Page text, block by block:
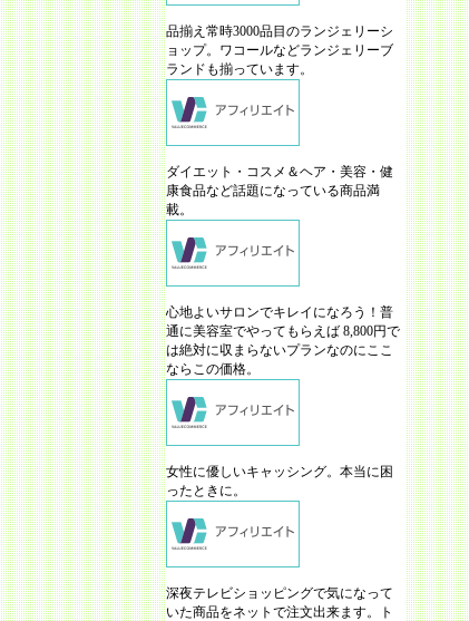
品揃え常時3000品目のランジェリーシ
ョップ。ワコールなどランジェリーブ
ランドも揃っています。
ダイエット・コスメ＆ヘア・美容・健
康食品など話題になっている商品満
載。
心地よいサロンでキレイになろう！普
通に美容室でやってもらえば 8,800円で
は絶対に収まらないプランなのにここ
ならこの価格。
女性に優しいキャッシング。本当に困
ったときに。
深夜テレビショッピングで気になって
いた商品をネットで注文出来ます。ト